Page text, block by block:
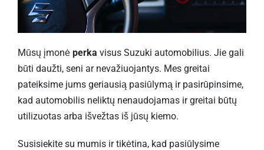
Mūsų įmonė perka visus Suzuki automobilius. Jie gali
būti daužti, seni ar nevažiuojantys. Mes greitai
pateiksime jums geriausią pasiūlymą ir pasirūpinsime,
kad automobilis neliktų nenaudojamas ir greitai būtų
utilizuotas arba išvežtas iš jūsų kiemo.
Susisiekite su mumis ir tikėtina, kad pasiūlysime